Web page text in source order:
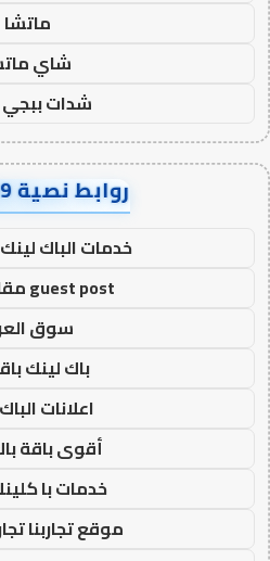
ماتشا
شاي
شدات ببجي
روابط نصية AA32539
خدمات الباك
guest post مقال ضيف
سوق
باك لينك
اعلانات
أقوى باقة
خدمات با كلينك
موقع تجاربنا